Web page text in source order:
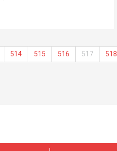
514 515 516 517 518